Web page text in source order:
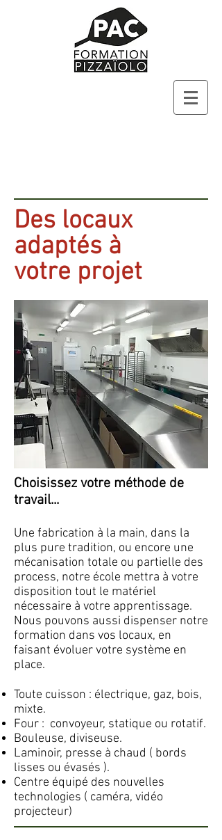
Des locaux
adaptés à
votre projet
Choisissez votre méthode de
travail...
Une fabrication à la main, dans la
plus pure tradition, ou encore une
mécanisation totale ou partielle des
process, notre école mettra à votre
disposition tout le matériel
nécessaire à votre apprentissage.
Nous pouvons aussi dispenser notre
formation dans vos locaux, en
faisant évoluer votre système en
place.
Toute cuisson : électrique, gaz, bois,
mixte.
Four : convoyeur, statique ou rotatif.
Bouleuse, diviseuse.
Laminoir, presse à chaud ( bords
lisses ou évasés ).
Centre équipé des nouvelles
technologies ( caméra, vidéo
projecteur)